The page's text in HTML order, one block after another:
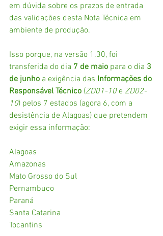
em dúvida sobre os prazos de entrada
das validações desta Nota Técnica em
ambiente de produção.
Isso porque, na versão 1.30, foi
transferida do dia 7 de maio para o dia 3
de junho a exigência das Informações do
Responsável Técnico (ZD01-10 e ZD02-
10) pelos 7 estados (agora 6, com a
desistência de Alagoas) que pretendem
exigir essa informação:
Alagoas
Amazonas
Mato Grosso do Sul
Pernambuco
Paraná
Santa Catarina
Tocantins